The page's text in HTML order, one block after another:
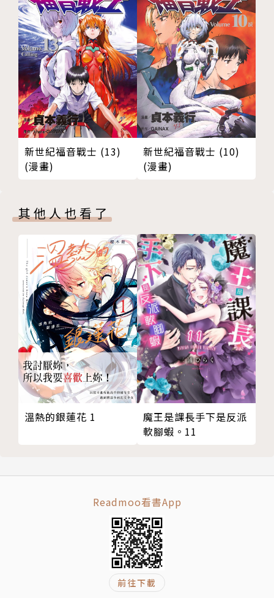
新世紀福音戰士 (13)
(漫畫)
新世紀福音戰士 (10)
(漫畫)
其他人也看了
溫熱的銀蓮花 1
魔王是課長手下是反派
軟腳蝦。11
Readmoo看書App
前往下載